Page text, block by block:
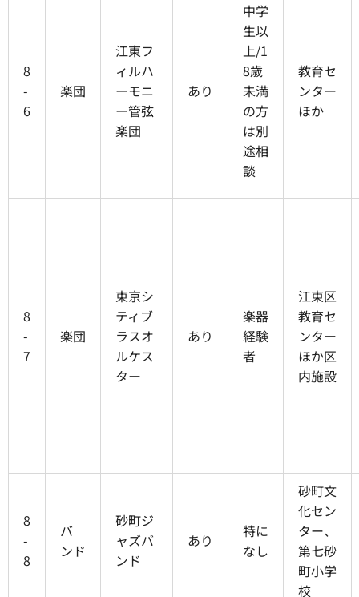
8
-
6
楽団
江東フ
ィルハ
ーモニ
ー管弦
楽団
あり
中学
生以
上/1
8歳
未満
の方
は別
途相
談
教育セ
ンター
ほか
8
-
7
楽団
東京シ
ティブ
ラスオ
ルケス
ター
あり
楽器
経験
者
江東区
教育セ
ンター
ほか区
内施設
8
-
8
バ
ンド
砂町ジ
ャズバ
ンド
あり
特に
なし
砂町文
化セン
ター、
第七砂
町小学
校